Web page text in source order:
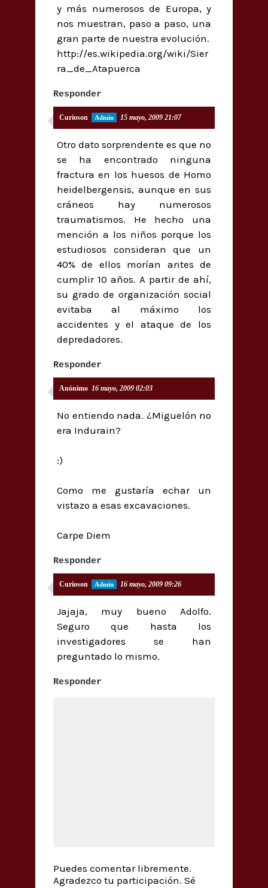
y más numerosos de Europa, y
nos muestran, paso a paso, una
gran parte de nuestra evolución.
http://es.wikipedia.org/wiki/Sier
ra_de_Atapuerca
Responder
Curioson 15 mayo, 2009 21:07
Otro dato sorprendente es que no
se ha encontrado ninguna
fractura en los huesos de Homo
heidelbergensis, aunque en sus
cráneos hay numerosos
traumatismos. He hecho una
mención a los niños porque los
estudiosos consideran que un
40% de ellos morían antes de
cumplir 10 años. A partir de ahí,
su grado de organización social
evitaba al máximo los
accidentes y el ataque de los
depredadores.
Responder
Anónimo 16 mayo, 2009 02:03
No entiendo nada. ¿Miguelón no
era Indurain?
:)
Como me gustaría echar un
vistazo a esas excavaciones.
Carpe Diem
Responder
Curioson 16 mayo, 2009 09:26
Jajaja, muy bueno Adolfo.
Seguro que hasta los
investigadores se han
preguntado lo mismo.
Responder
Puedes comentar libremente.
Agradezco tu participación. Sé